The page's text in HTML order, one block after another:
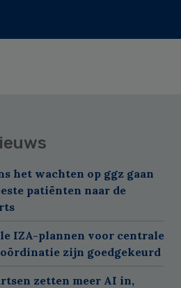
het wachten op ggz gaan
patiënten naar de
IZA-plannen voor centrale
zijn goedgekeurd
zetten meer AI in,